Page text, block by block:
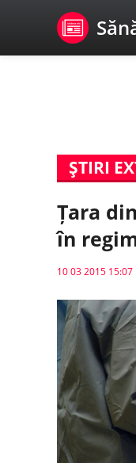
ŞTIRI
Țara
în
10 03 2015 15:07